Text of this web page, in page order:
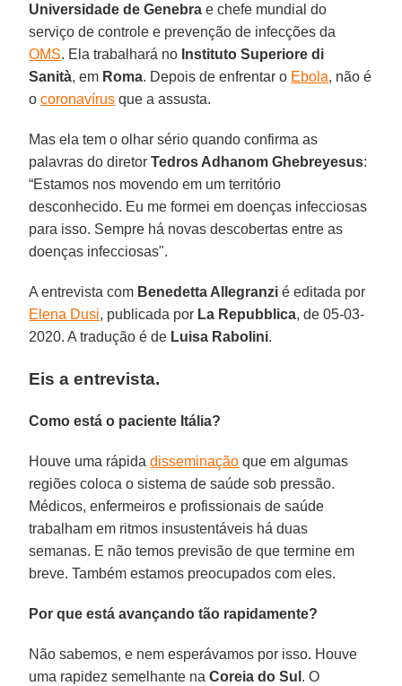
Universidade de Genebra e chefe mundial do
serviço de controle e prevenção de infecções da
OMS. Ela trabalhará no Instituto Superiore di
Sanità, em Roma. Depois de enfrentar o Ebola, não é
ocoronavírus que a assusta.
Mas ela tem o olhar sério quando confirma as
palavras do diretorTedros Adhanom Ghebreyesus:
“Estamos nos movendo em um território
desconhecido. Eu me formei em doenças infecciosas
para isso. Sempre há novas descobertas entre as
doenças infecciosas".
A entrevista com Benedetta Allegranzié editada por
Elena Dusi, publicada por La Repubblica, de 05-03-
2020. A tradução é de Luisa Rabolini.
Eis a entrevista.
Como está o paciente Itália?
Houve uma rápidadisseminação que em algumas
regiões coloca o sistema de saúde sob pressão.
Médicos, enfermeiros e profissionais de saúde
trabalham em ritmos insustentáveis há duas
semanas. E não temos previsão de que termine em
breve. Também estamos preocupados com eles.
Por que está avançando tão rapidamente?
Não sabemos, e nem esperávamos por isso. Houve
uma rapidez semelhante naCoreia do Sul . O